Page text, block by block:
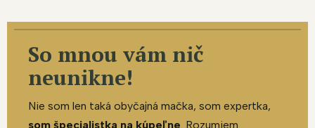
So mnou vám nič
neunikne!
Nie som len taká obyčajná mačka, som expertka,
som špecialistka na kúpeľne. Rozumiem